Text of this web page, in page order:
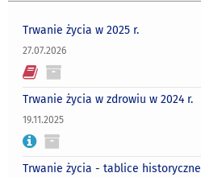
Trwanie życia w 2025 r.
27.07.2026
Trwanie życia w zdrowiu w 2024 r.
19.11.2025
Trwanie życia - tablice historyczne